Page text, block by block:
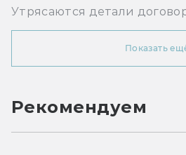
Утрясаются детали
Показать
Рекомендуем